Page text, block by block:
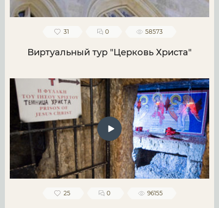
31 0 58573
Виртуальный тур "Церковь Христа"
25 0 96155